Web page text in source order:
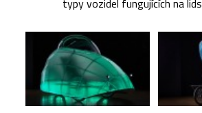
typy vozidel fungujících na